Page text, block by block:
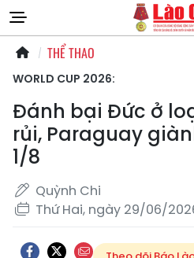
THỂ THAO
WORLD CUP 2026:
Đánh bại Đức ở
rủi, Paraguay
1/8
Quỳnh Chi
Thứ Hai, ngày 29/06/